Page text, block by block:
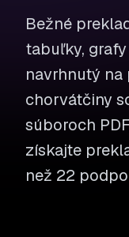
Bežné
tabuľky,
navrhnutý
chorvátčiny
súboroch
získajte
než 22